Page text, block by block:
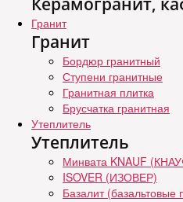
Гранит
Гранит
Бордюр гранитный
Ступени гранитные
Гранитная плитка
Брусчатка гранитная
Утеплитель
Утеплитель
Минвата KNAUF
ISOVER (ИЗОВЕР)
Базалит (базальтовые